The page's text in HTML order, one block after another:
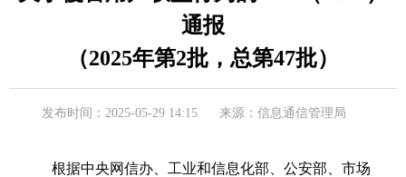
通报
（2025年第2批，总第47批）
发布时间：2025-05-29 14:15 来源：信息通信管理局
根据中央网信办、工业和信息化部、公安部、市场